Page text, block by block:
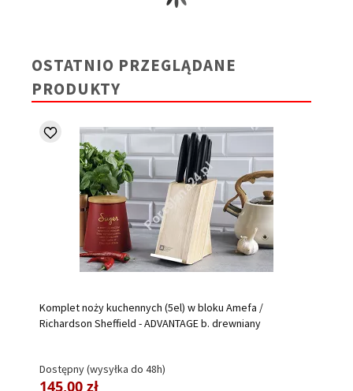
OSTATNIO PRZEGLĄDANE
PRODUKTY
Komplet noży kuchennych (5el) w bloku Amefa /
Richardson Sheffield - ADVANTAGE b. drewniany
Dostępny (wysyłka do 48h)
145,00 zł